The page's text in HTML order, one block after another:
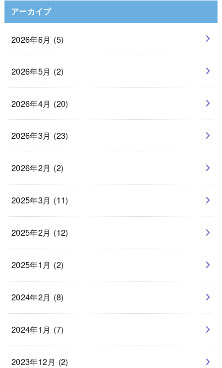
アーカイブ
2026年6月 (5)
2026年5月 (2)
2026年4月 (20)
2026年3月 (23)
2026年2月 (2)
2025年3月 (11)
2025年2月 (12)
2025年1月 (2)
2024年2月 (8)
2024年1月 (7)
2023年12月 (2)